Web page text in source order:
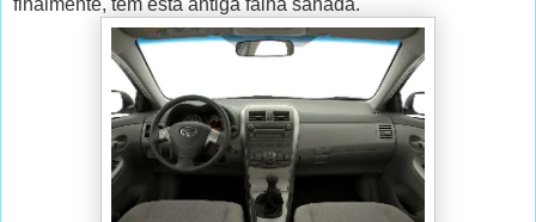
finalmente, tem esta antiga falha sanada.